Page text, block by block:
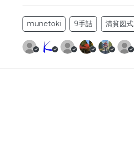
munetoki 9手詰 清貧図式